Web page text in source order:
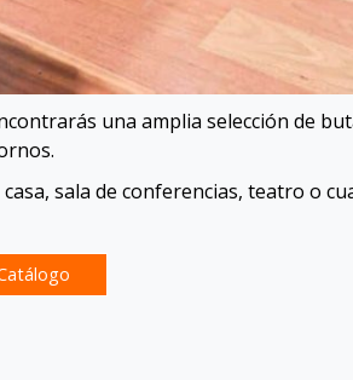
una amplia selección de
sala de conferencias, teatro o